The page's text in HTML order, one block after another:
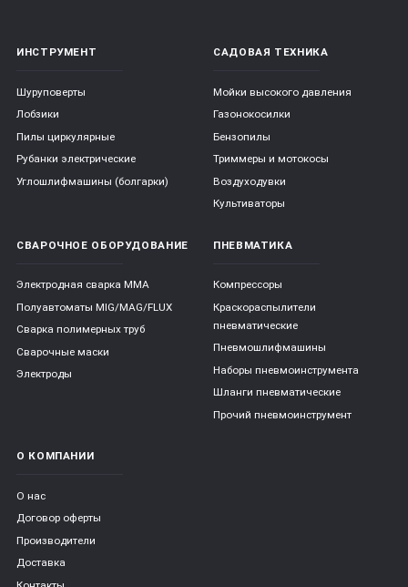
ИНСТРУМЕНТ
Шуруповерты
Лобзики
Пилы циркулярные
Рубанки электрические
Углошлифмашины (болгарки)
САДОВАЯ ТЕХНИКА
Мойки высокого давления
Газонокосилки
Бензопилы
Триммеры и мотокосы
Воздуходувки
Культиваторы
СВАРОЧНОЕ ОБОРУДОВАНИЕ
Электродная сварка ММА
Полуавтоматы MIG/MAG/FLUX
Сварка полимерных труб
Сварочные маски
Электроды
ПНЕВМАТИКА
Компрессоры
Краскораспылители
пневматические
Пневмошлифмашины
Наборы пневмоинструмента
Шланги пневматические
Прочий пневмоинструмент
О КОМПАНИИ
О нас
Договор оферты
Производители
Доставка